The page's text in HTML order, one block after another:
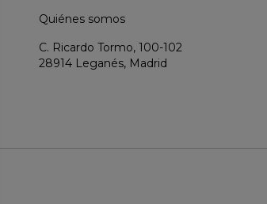
Quiénes somos
C. Ricardo Tormo, 100-102
28914 Leganés, Madrid